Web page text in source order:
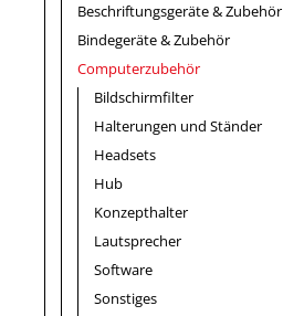
Beschriftungsgeräte & Zubehör
Bindegeräte & Zubehör
Computerzubehör
Bildschirmfilter
Halterungen und Ständer
Headsets
Hub
Konzepthalter
Lautsprecher
Software
Sonstiges